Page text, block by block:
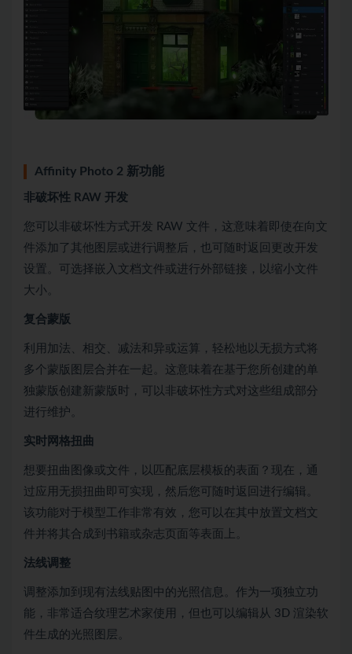
Affinity Photo 2 新功能
非破坏性 RAW 开发
您可以非破坏性方式开发 RAW 文件，这意味着即使在向文
件添加了其他图层或进行调整后，也可随时返回更改开发
设置。可选择嵌入文档文件或进行外部链接，以缩小文件
大小。
复合蒙版
利用加法、相交、减法和异或运算，轻松地以无损方式将
多个蒙版图层合并在一起。这意味着在基于您所创建的单
独蒙版创建新蒙版时，可以非破坏性方式对这些组成部分
进行维护。
实时网格扭曲
想要扭曲图像或文件，以匹配底层模板的表面？现在，通
过应用无损扭曲即可实现，然后您可随时返回进行编辑。
该功能对于模型工作非常有效，您可以在其中放置文档文
件并将其合成到书籍或杂志页面等表面上。
法线调整
调整添加到现有法线贴图中的光照信息。作为一项独立功
能，非常适合纹理艺术家使用，但也可以编辑从 3D 渲染软
件生成的光照图层。